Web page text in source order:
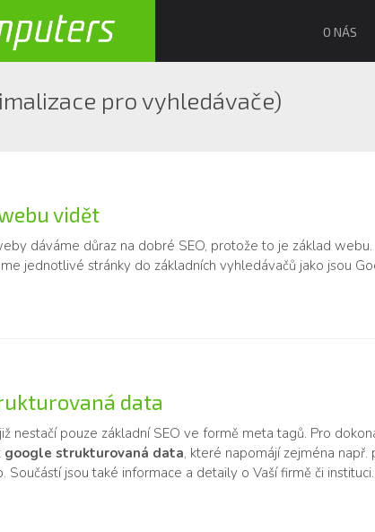
O NÁS
pro vyhledávače)
vidět
dáváme důraz na dobré SEO, protože to je základ
jednotlivé stránky do základních vyhledávačů jako jsou
data
nestačí pouze základní SEO ve formě meta tagů. Pro
google strukturovaná data, které napomájí zejména
Součástí jsou také informace a detaily o Vaší firmě či instituci.